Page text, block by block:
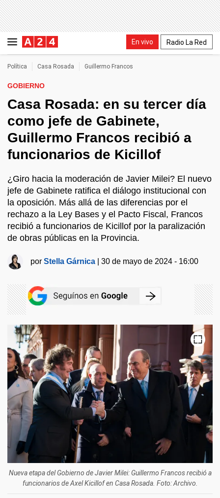
En vivo Radio La Red
Política Casa Rosada Guillermo Francos
GOBIERNO
Casa Rosada: en su tercer día
como jefe de Gabinete,
Guillermo Francos recibió a
funcionarios de Kicillof
¿Giro hacia la moderación de Javier Milei? El nuevo
jefe de Gabinete ratifica el diálogo institucional con
la oposición. Más allá de las diferencias por el
rechazo a la Ley Bases y el Pacto Fiscal, Francos
recibió a funcionarios de Kicillof por la paralización
de obras públicas en la Provincia.
porStella Gárnica |30 de mayo de 2024 - 16:00
Nueva etapa del Gobierno de Javier Milei: Guillermo Francos recibió a
funcionarios de Axel Kicillof en Casa Rosada. Foto: Archivo.